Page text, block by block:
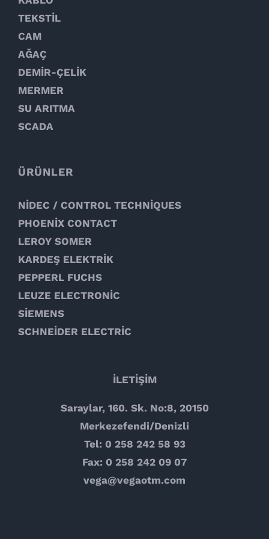
TEKSTİL
CAM
AĞAÇ
DEMİR-ÇELİK
MERMER
SU ARITMA
SCADA
ÜRÜNLER
NİDEC / CONTROL TECHNİQUES
PHOENİX CONTACT
LEROY SOMER
KARDEŞ ELEKTRİK
PEPPERL FUCHS
LEUZE ELECTRONİC
SİEMENS
SCHNEİDER ELECTRİC
İLETİŞİM
Saraylar, 160. Sk. No:8, 20150
Merkezefendi/Denizli
Tel: 0 258 242 58 93
Fax: 0 258 242 09 07
vega@vegaotm.com